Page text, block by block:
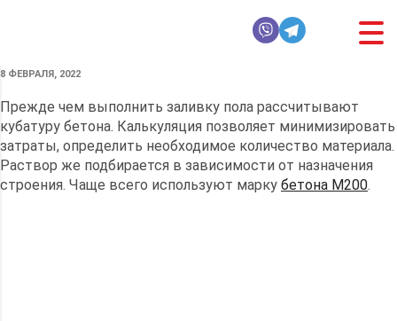
8 ФЕВРАЛЯ, 2022
Прежде чем выполнить заливку пола рассчитывают
кубатуру бетона. Калькуляция позволяет минимизировать
затраты, определить необходимое количество материала.
Раствор же подбирается в зависимости от назначения
строения. Чаще всего используют марку бетона М200.